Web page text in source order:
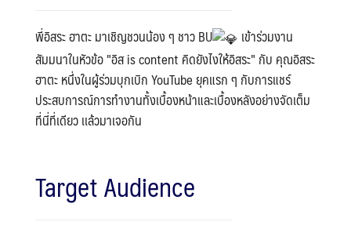
พี่อิสระ ฮาตะ มาเชิญชวนน้อง ๆ ชาว BU
เข้าร่วมงาน
สัมมนาในหัวข้อ "อิส is content คิดยังไงให้อิสระ" กับ คุณอิสระ
ฮาตะ หนึ่งในผู้ร่วมบุกเบิก YouTube ยุคแรก ๆ กับการแชร์
ประสบการณ์การทำงานทั้งเบื้องหน้าและเบื้องหลังอย่างจัดเต็ม
ที่นี่ที่เดียว เเล้วมาเจอกัน
Target Audience